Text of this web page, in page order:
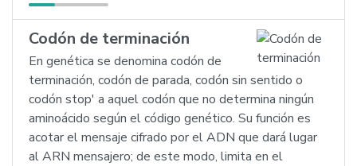
Codón de terminación
En genética se denomina codón de
terminación, codón de parada, codón sin sentido o
codón stop' a aquel codón que no determina ningún
aminoácido según el código genético. Su función es
acotar el mensaje cifrado por el ADN que dará lugar
al ARN mensajero; de este modo, limita en el